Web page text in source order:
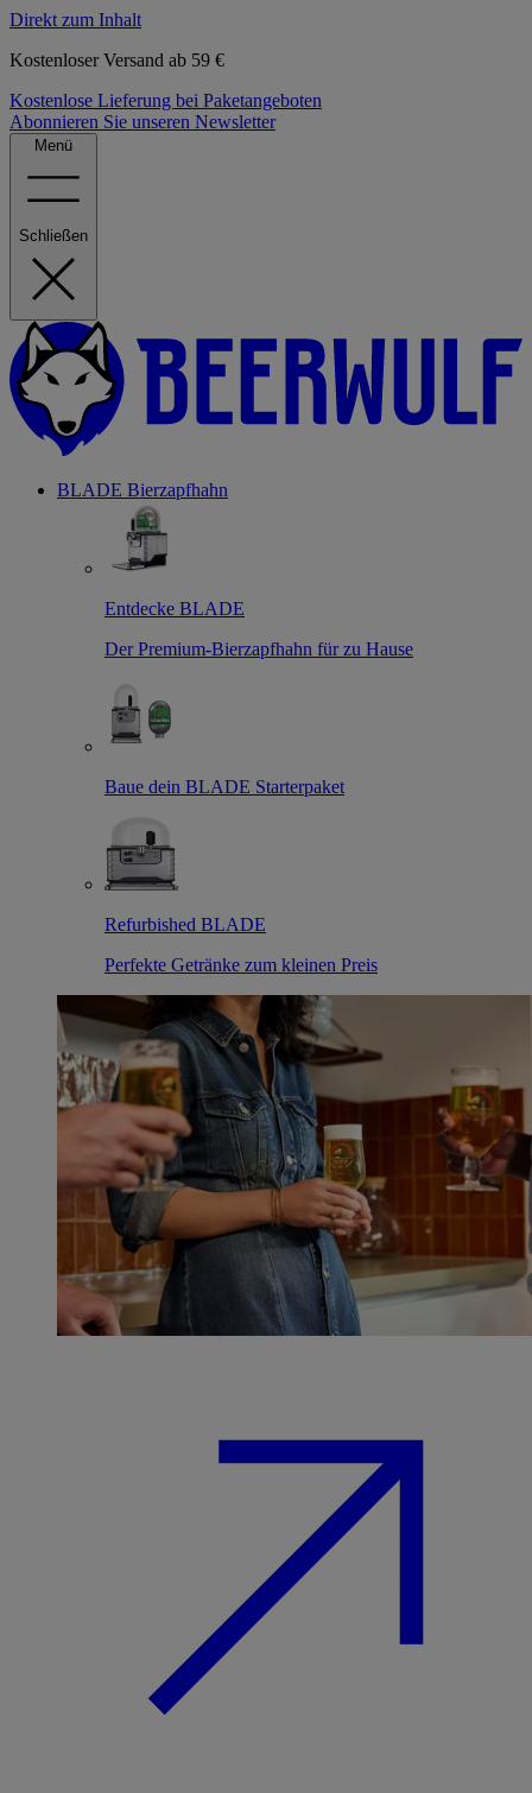
Direkt zum Inhalt
Kostenloser Versand ab 59 €
Kostenlose Lieferung bei Paketangeboten
Abonnieren Sie unseren Newsletter
Menü
Schließen
BLADE Bierzapfhahn
Entdecke BLADE
Der Premium-Bierzapfhahn für zu Hause
Baue dein BLADE Starterpaket
Refurbished BLADE
Perfekte Getränke zum kleinen Preis